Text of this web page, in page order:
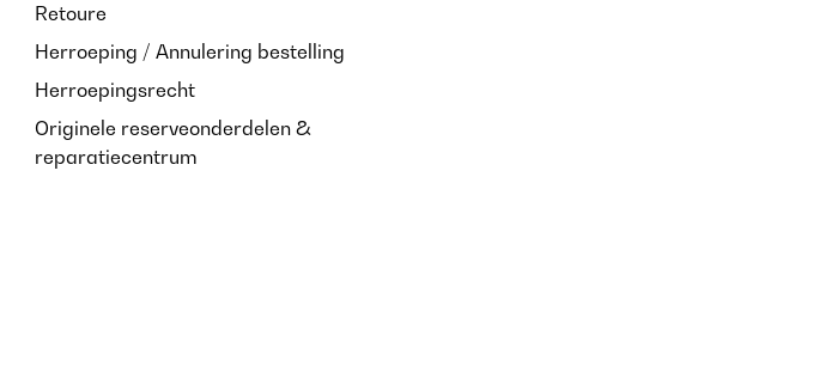
Retoure
Herroeping / Annulering bestelling
Herroepingsrecht
Originele reserveonderdelen &
reparatiecentrum